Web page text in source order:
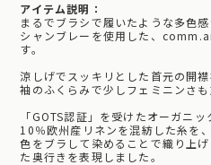
アイテム説明：
まるでブラシで履いたような多色感
シャンブレーを使用した、
す。
涼しげでスッキリとした首元の開襟
袖のふくらみで少しフェミニンさも
「GOTS認証」を受けたオーガニッ
10％欧州産リネンを混紡した糸を
色をブラして染めることで織り上
た奥行きを表現しました。